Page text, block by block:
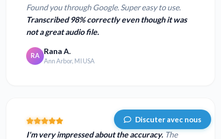
Found you through Google. Super easy to use.
Transcribed 98% correctly even though it was
not a great audio file.
RA Rana A.
Ann Arbor, MI USA
I'm very impressed about the accuracy. The
Discuter avec nous